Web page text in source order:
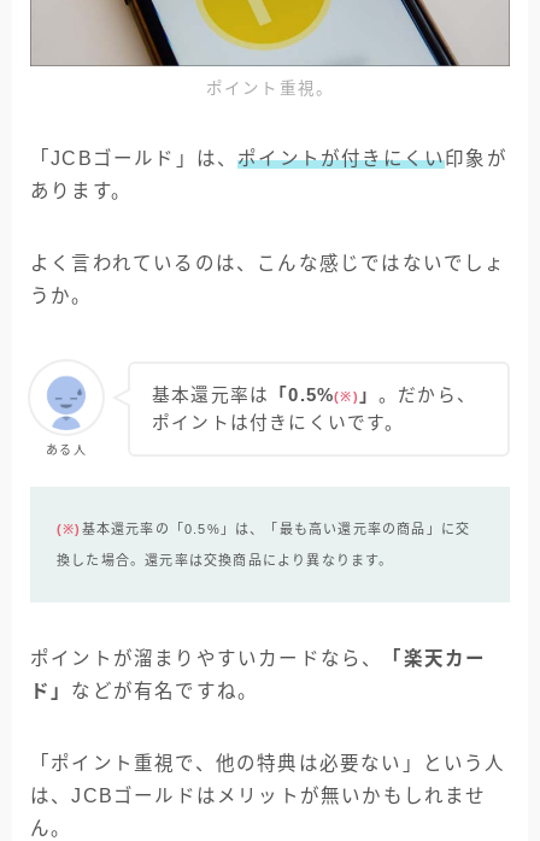
ポイント重視。
「JCBゴールド」は、ポイントが付きにくい印象が
あります。
よく言われているのは、こんな感じではないでしょ
うか。
ある人
基本還元率は 「0.5%(※) 」。だから、
ポイントは付きにくいです。
(※) 基本還元率の「0.5%」 は、「最も高い還元率の商品」に交
換した場合。還元率は交換商品により異なります。
ポイントが溜まりやすいカードなら、
「楽天カー
ド」 などが有名ですね。
「ポイント重視で、他の特典は必要ない」という人
は、JCBゴールドはメリットが無いかもしれませ
ん。